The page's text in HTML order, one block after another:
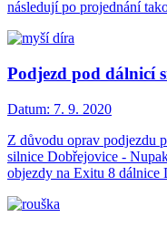
následují po projednání
Podjezd pod dálnicí
Datum: 7. 9. 2020
Z důvodu oprav podjezdu
silnice Dobřejovice -
objezdy na Exitu 8 dálnice